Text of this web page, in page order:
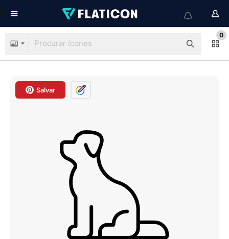
0
Salvar